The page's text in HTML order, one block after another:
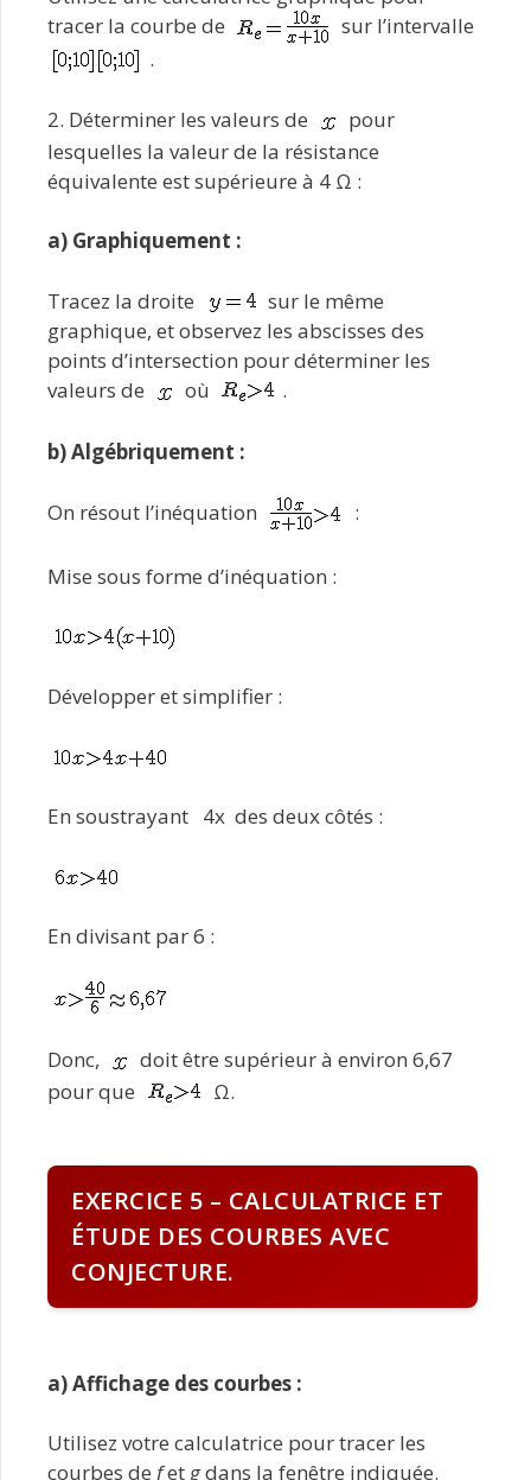
tracer la courbe de
sur l’intervalle
.
2. Déterminer les valeurs de
pour
lesquelles la valeur de la résistance
équivalente est supérieure à 4 Ω :
a) Graphiquement :
Tracez la droite
sur le même
graphique, et observez les abscisses des
points d’intersection pour déterminer les
valeurs de
où .
b) Algébriquement :
On résout l’inéquation :
Mise sous forme d’inéquation :
Développer et simplifier :
En soustrayant 4x des deux côtés :
En divisant par 6 :
Donc,
doit être supérieur à environ 6,67
pour que
Ω.
EXERCICE 5 – CALCULATRICE ET
ÉTUDE DES COURBES AVEC
CONJECTURE.
a) Affichage des courbes :
Utilisez votre calculatrice pour tracer les
courbes de fetgdans la fenêtre indiquée.